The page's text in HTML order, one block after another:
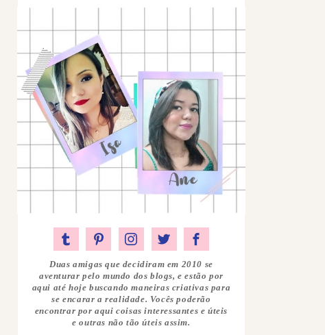
Duas amigas que decidiram em 2010 se
aventurar pelo mundo dos blogs, e estão por
aqui até hoje buscando maneiras criativas para
se encarar a realidade. Vocês poderão
encontrar por aqui coisas interessantes e úteis
e outras não tão úteis assim.